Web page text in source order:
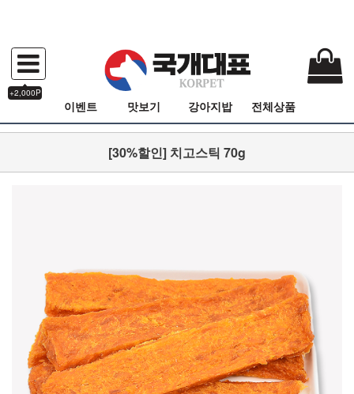
+2,000P
이벤트 맛보기 강아지밥 전체상품
[30%할인] 치고스틱 70g